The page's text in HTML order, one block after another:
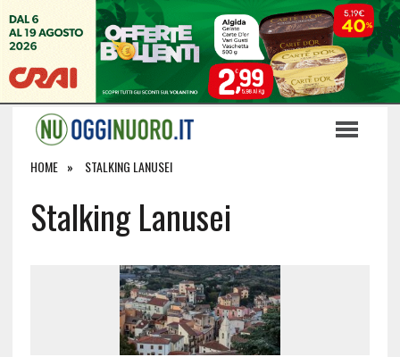
HOME STALKING LANUSEI
Stalking Lanusei